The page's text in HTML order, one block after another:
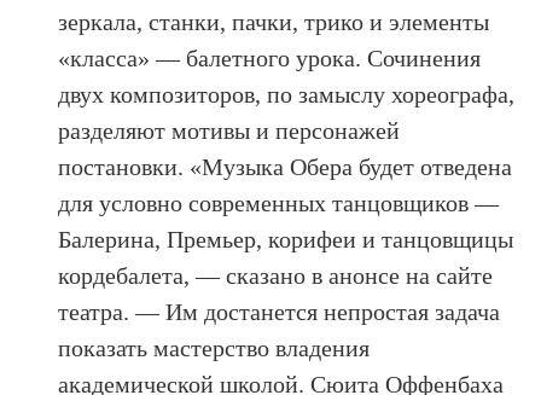
зеркала, станки, пачки, трико и элементы
«класса» — балетного урока. Сочинения
двух композиторов, по замыслу хореографа,
разделяют мотивы и персонажей
постановки. «Музыка Обера будет отведена
для условно современных танцовщиков —
Балерина, Премьер, корифеи и танцовщицы
кордебалета, — сказано в анонсе на сайте
театра. — Им достанется непростая задача
показать мастерство владения
академической школой. Сюита Оффенбаха